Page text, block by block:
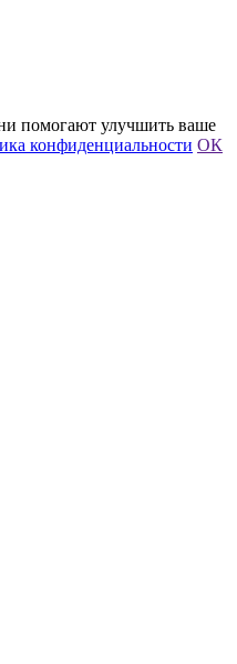
помогают улучшить ваше
конфиденциальности ОК